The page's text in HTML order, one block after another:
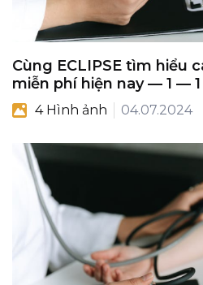
Cùng ECLIPSE tìm hiểu
miễn phí hiện nay — 1 —
4 Hình ảnh 04.07.2024